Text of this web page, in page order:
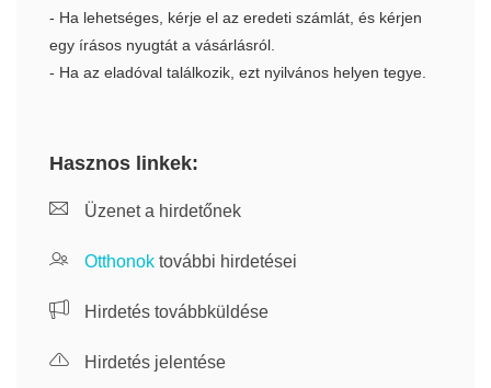
- Ha lehetséges, kérje el az eredeti számlát, és kérjen
egy írásos nyugtát a vásárlásról.
- Ha az eladóval találkozik, ezt nyilvános helyen tegye.
Hasznos linkek:
Üzenet a hirdetőnek
Otthonok további hirdetései
Hirdetés továbbküldése
Hirdetés jelentése